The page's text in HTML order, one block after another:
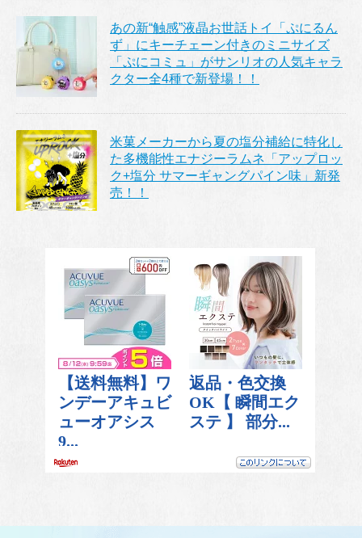
あの新“触感”液晶お世話トイ「ぷにるん
ず」にキーチェーン付きのミニサイズ
「ぷにコミュ」がサンリオの人気キャラ
クター全4種で新登場！！
米菓メーカーから夏の塩分補給に特化し
た多機能性エナジーラムネ「アップロッ
ク+塩分 サマーギャングパイン味」新発
売！！